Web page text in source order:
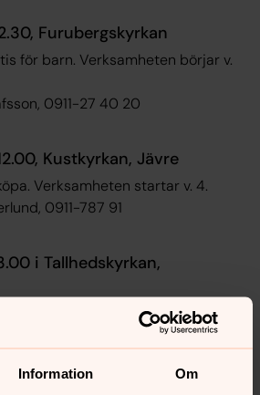
Information Om
Furubergskyrkan
för barn. Verksamheten börjar v.
0911-27 40 20
Kustkyrkan, Jävre
Verksamheten startar v. 4.
0911-787 91
i Tallhedskyrkan,
köpa. Verksamheten startar v. 4.
0911-787 89
Kyrkcenter, Piteå